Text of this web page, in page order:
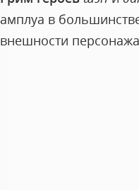
амплуа в
внешности